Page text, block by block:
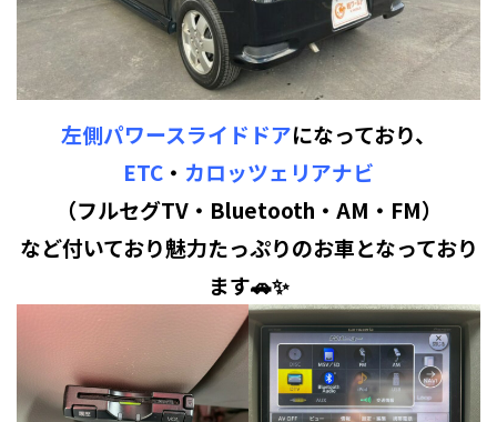
左側パワースライドドアになっており、
ETC ・ カロッツェリアナビ
（フルセグTV・Bluetooth・AM・FM）
など付いており魅力たっぷりのお車となっており
ます🚗✨